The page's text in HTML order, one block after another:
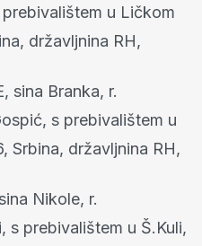
u Ličkom
državljnina RH,
sina Branka, r.
s prebivalištem u
Srbina, državljnina RH,
Nikole, r.
s prebivalištem u Š.Kuli,